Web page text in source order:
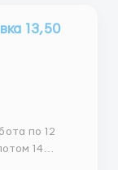
13,50